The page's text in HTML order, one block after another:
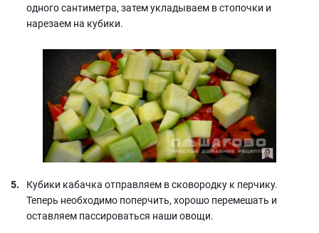
одного сантиметра, затем укладываем в стопочки и
нарезаем на кубики.
Кубики кабачка отправляем в сковородку к перчику.
Теперь необходимо поперчить, хорошо перемешать и
оставляем пассироваться наши овощи.